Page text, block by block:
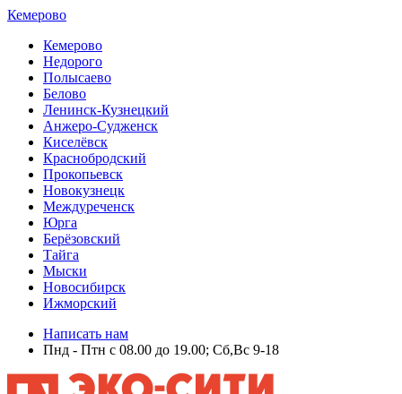
Кемерово
Кемерово
Недорого
Полысаево
Белово
Ленинск-Кузнецкий
Анжеро-Судженск
Киселёвск
Краснобродский
Прокопьевск
Новокузнецк
Междуреченск
Юрга
Берёзовский
Тайга
Мыски
Новосибирск
Ижморский
Написать нам
Пнд - Птн с 08.00 до 19.00; Сб,Вс 9-18